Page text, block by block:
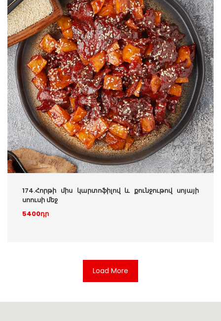
174.Հորթի միս կարտոֆիլով և քունջութով սոյայի
սոուսի մեջ
5400դր
Load More